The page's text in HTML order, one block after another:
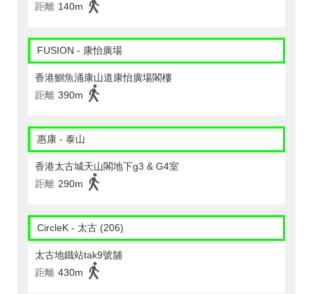
距離 140m
FUSION - 康怡廣場
香港鰂魚涌康山道康怡廣場閣樓
距離 390m
惠康 - 泰山
香港太古城天山閣地下g3 & G4室
距離 290m
CircleK - 太古 (206)
太古地鐵站tak9號舖
距離 430m